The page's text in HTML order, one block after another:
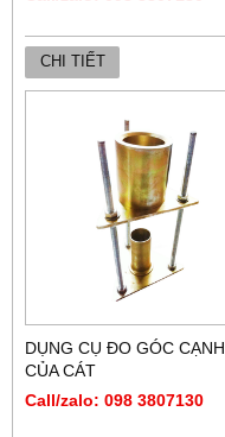
CHI TIẾT
DỤNG CỤ ĐO GÓC CẠNH
CỦA CÁT
Call/zalo: 098 3807130